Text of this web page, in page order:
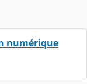
numérique